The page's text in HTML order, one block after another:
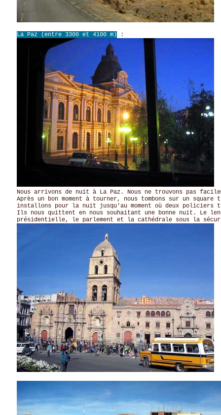
La Paz (entre 3300 et 4100 m) :
Nous arrivons de nuit à La Paz. Nous ne trouvons pas
Après un bon moment à tourner, nous tombons sur un
installons pour la nuit jusqu'au moment où deux
Ils nous quittent en nous souhaitant une bonne nuit. Le
présidentielle, le parlement et la cathédrale sous la